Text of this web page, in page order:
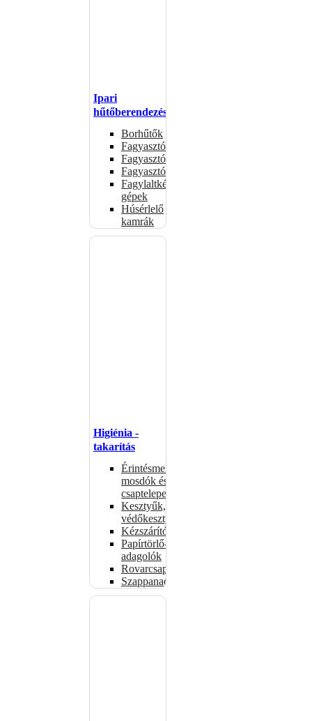
Ipari
hűtőberendezések
Borhűtők
Fagyasztóasztalok
Fagyasztóládák
Fagyasztószekrények
Fagylaltkészítő
gépek
Húsérlelő
kamrák
Higiénia -
takarítás
Érintésmentes
mosdók és
csaptelepek
Kesztyűk,
védőkesztyűk
Kézszárítók
Papírtörlő-
adagolók
Rovarcsapdák
Szappanadagolók